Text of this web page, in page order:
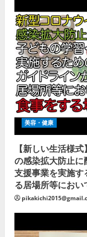
美容・健康
【新しい生活様
の感染拡大防止
支援事業を実施
る居場所等にお